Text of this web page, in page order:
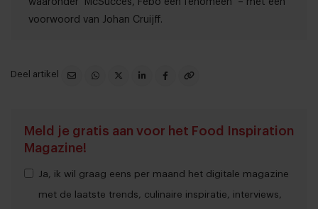
waaronder ‘McSucces, Febo een fenomeen’ – met een
voorwoord van Johan Cruijff.
Deel artikel
Meld je gratis aan voor het Food Inspiration
Magazine!
Ja, ik wil graag eens per maand het digitale magazine
met de laatste trends, culinaire inspiratie, interviews,